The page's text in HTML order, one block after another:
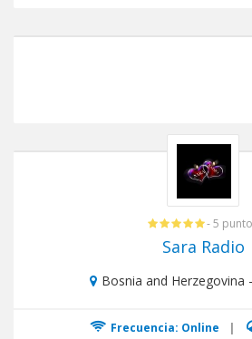
- 5
Sara Radio
Bosnia and Herzegovina
Frecuencia: Online |